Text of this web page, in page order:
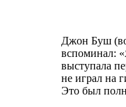
Джон Буш
вспоминал:
выступала
не играл на
Это был